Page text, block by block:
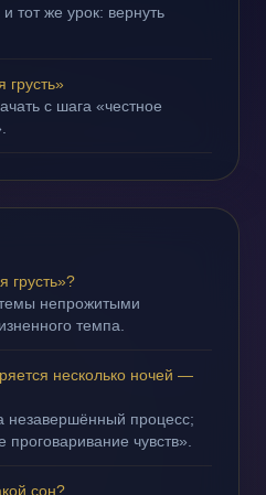
тот же урок: вернуть
грусть»
с шага «честное
грусть»?
непрожитыми
темпа.
несколько ночей —
незавершённый процесс;
чувств».
сон?